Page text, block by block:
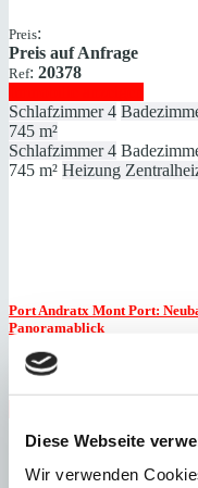
Diese Webseite
Wir verwenden
Preis:
Preis auf Anfrage
Ref: 20378
Schlafzimmer 4
745 m²
Schlafzimmer 4
745 m² Heizung
Port Andratx Mont Port:
Panoramablick
Preis:auf Anfrage
Ref:20011
Fläche 929 m²
Schlafzimmer 5